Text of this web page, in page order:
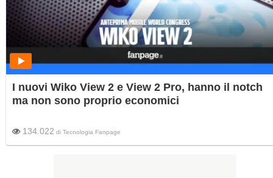
I nuovi Wiko View 2 e View 2 Pro, hanno il notch
ma non sono proprio economici
134.022 di Tecnologia Fanpage